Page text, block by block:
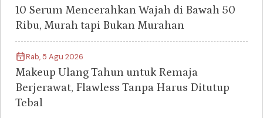
10 Serum Mencerahkan Wajah di Bawah 50
Ribu, Murah tapi Bukan Murahan
Rab, 5 Agu 2026
Makeup Ulang Tahun untuk Remaja
Berjerawat, Flawless Tanpa Harus Ditutup
Tebal